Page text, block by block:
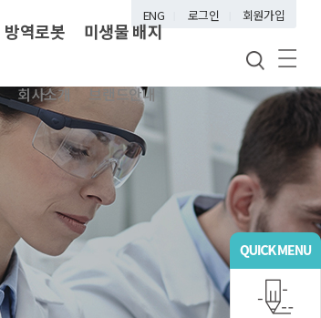
ENG 로그인 회원가입
방역로봇 미생물 배지
브랜드안내
회사소개